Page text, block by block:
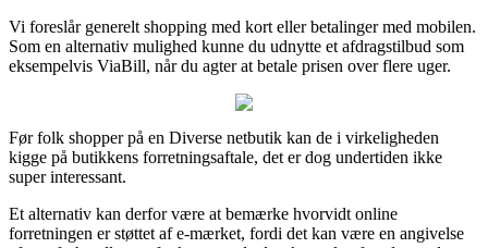
Vi foreslår generelt shopping med kort eller betalinger med mobilen.
Som en alternativ mulighed kunne du udnytte et afdragstilbud som
eksempelvis ViaBill, når du agter at betale prisen over flere uger.
Før folk shopper på en Diverse netbutik kan de i virkeligheden
kigge på butikkens forretningsaftale, det er dog undertiden ikke
super interessant.
Et alternativ kan derfor være at bemærke hvorvidt online
forretningen er støttet af e-mærket, fordi det kan være en angivelse